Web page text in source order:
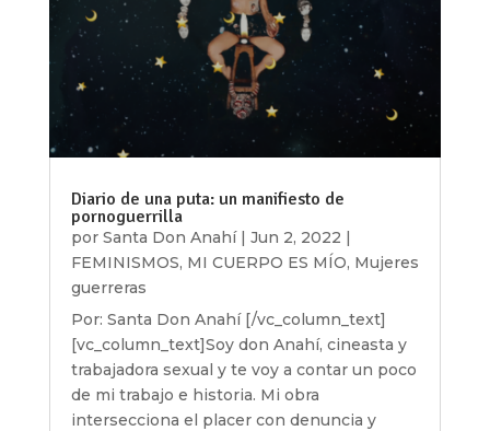
Diario de una puta: un manifiesto de
pornoguerrilla
por Santa Don Anahí| Jun 2, 2022 |
FEMINISMOS, MI CUERPO ES MÍO, Mujeres
guerreras
Por: Santa Don Anahí [/vc_column_text]
[vc_column_text]Soy don Anahí, cineasta y
trabajadora sexual y te voy a contar un poco
de mi trabajo e historia. Mi obra
intersecciona el placer con denuncia y